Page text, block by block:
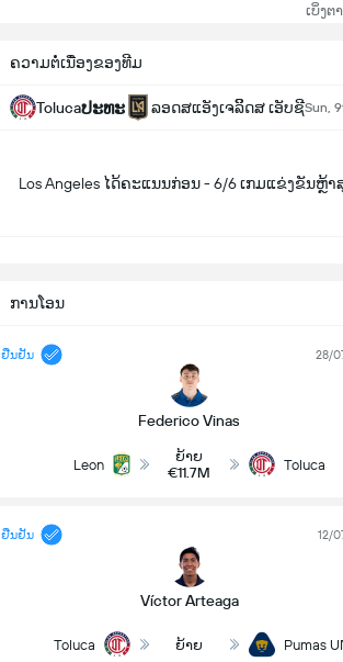
ເບິ່ງຕ
ຄວາມຕໍ່ເນື່ອງຂອງທີມ
Tolucaປະທະ ລອດສແອັງເຈລິິດສ ເອັບຊີSun,
Los Angeles ໄດ້ຄະແນນກ່ອນ - 6/6 ເກມແຂ່ງຂັນຫຼ້າ
ການໂອນ
ຢືນຢັນ
Federico Vinas
28/
Leon
ຍ້າຍ
€11.7M
Toluca
ຢືນຢັນ
Víctor Arteaga
12/
Toluca ຍ້າຍ Pumas